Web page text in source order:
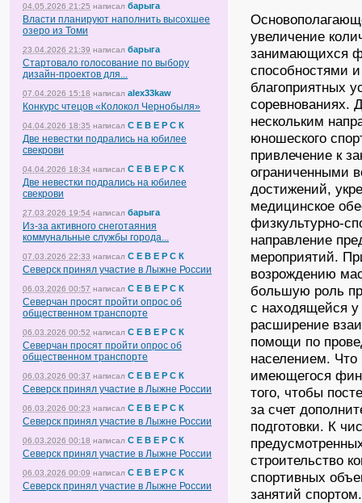
04.05.2026 21:25 написал барыга
Власти планируют наполнить высохшее
озеро из Томи
23.04.2026 21:39 написал барыга
Стартовало голосование по выбору
дизайн-проектов для...
07.04.2026 15:18 написал alex33kaw
Конкурс чтецов «Колокол Чернобыля»
04.04.2026 18:35 написал С Е В Е Р С К
Две невестки подрались на юбилее
свекрови
04.04.2026 18:34 написал С Е В Е Р С К
Две невестки подрались на юбилее
свекрови
27.03.2026 19:54 написал барыга
Из-за активного снеготаяния
коммунальные службы города...
07.03.2026 22:33 написал С Е В Е Р С К
Северск принял участие в Лыжне России
06.03.2026 00:57 написал С Е В Е Р С К
Северчан просят пройти опрос об
общественном транспорте
06.03.2026 00:52 написал С Е В Е Р С К
Северчан просят пройти опрос об
общественном транспорте
06.03.2026 00:37 написал С Е В Е Р С К
Северск принял участие в Лыжне России
06.03.2026 00:23 написал С Е В Е Р С К
Северск принял участие в Лыжне России
06.03.2026 00:18 написал С Е В Е Р С К
Северск принял участие в Лыжне России
06.03.2026 00:09 написал С Е В Е Р С К
Северск принял участие в Лыжне России
увеличение
занимающихся
способностями
благоприятных
соревнованиях.
нескольким
юношеского
привлечение к
ограниченными
достижений,
медицинское
физкультурно-
направление
мероприятий.
возрождению
большую роль
с находящейся
расширение
помощи по
населением.
имеющегося
того, чтобы
за счет
подготовки. К
строительство
спортивных
занятий спортом.